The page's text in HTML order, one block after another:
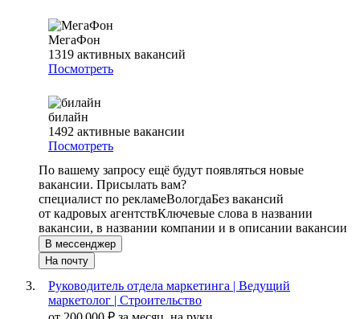
МегаФон
1319 активных вакансий
Посмотреть
билайн
1492 активные вакансии
Посмотреть
По вашему запросу ещё будут появляться новые
вакансии. Присылать вам?
специалист по рекламеВологдаБез вакансий
от кадровых агентствКлючевые слова в названии
вакансии, в названии компании и в описании вакансии
В мессенджер
На почту
Руководитель отдела маркетинга | Ведущий
маркетолог | Строительство